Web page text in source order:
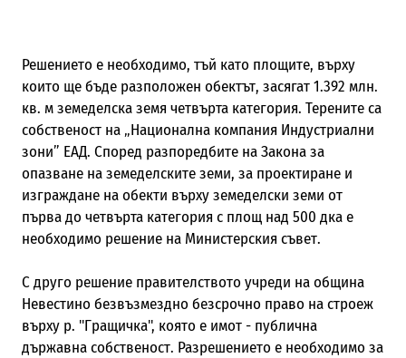
Решението е необходимо, тъй като площите, върху
които ще бъде разположен обектът, засягат 1.392 млн.
кв. м земеделска земя четвърта категория. Терените са
собственост на „Национална компания Индустриални
зони” ЕАД. Според разпоредбите на Закона за
опазване на земеделските земи, за проектиране и
изграждане на обекти върху земеделски земи от
първа до четвърта категория с площ над 500 дка е
необходимо решение на Министерския съвет.
С друго решение правителството учреди на община
Невестино безвъзмездно безсрочно право на строеж
върху р. "Гращичка", която е имот - публична
държавна собственост. Разрешението е необходимо за